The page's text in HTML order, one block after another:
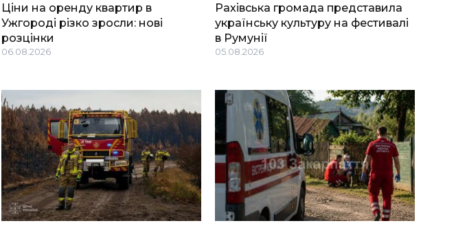
Ціни на оренду квартир в
Ужгороді різко зросли: нові
розцінки
06.08.2026
Рахівська громада представила
українську культуру на фестивалі
в Румунії
05.08.2026